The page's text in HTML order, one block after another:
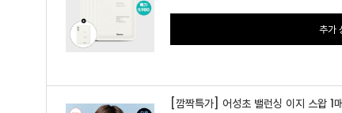
추가
[깜짝특가] 어성초 밸런싱 이지 스왑 1